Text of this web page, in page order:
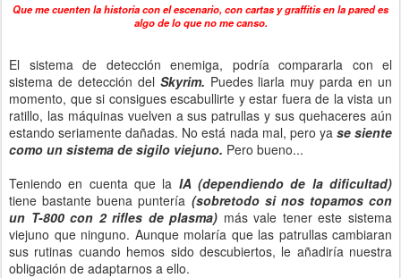
Que me cuenten la historia con el escenario, con cartas y graffitis en la pared es
algo de lo que no me canso.
El sistema de detección enemiga, podría compararla con el
sistema de detección del Skyrim. Puedes liarla muy parda en un
momento, que si consigues escabullirte y estar fuera de la vista un
ratillo, las máquinas vuelven a sus patrullas y sus quehaceres aún
estando seriamente dañadas. No está nada mal, pero ya se siente
como un sistema de sigilo viejuno. Pero bueno...
Teniendo en cuenta que la IA (dependiendo de la dificultad)
tiene bastante buena puntería (sobretodo si nos topamos con
un T-800 con 2 rifles de plasma) más vale tener este sistema
viejuno que ninguno. Aunque molaría que las patrullas cambiaran
sus rutinas cuando hemos sido descubiertos, le añadiría nuestra
obligación de adaptarnos a ello.